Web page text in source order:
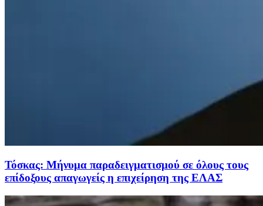
Τόσκας: Μήνυμα παραδειγματισμού σε όλους τους
επίδοξους απαγωγείς η επιχείρηση της ΕΛΑΣ